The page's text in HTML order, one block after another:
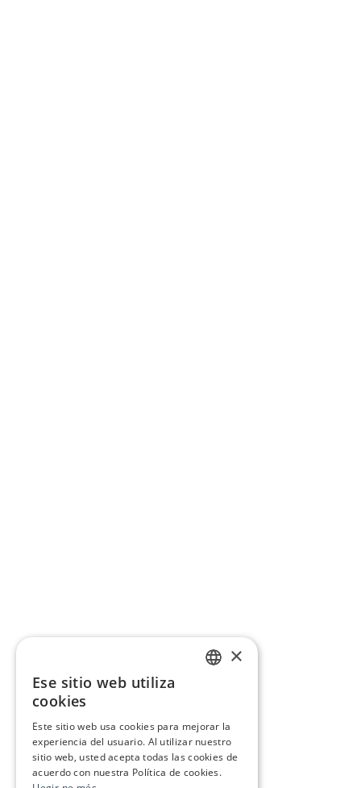
×
Ese sitio web utiliza
cookies
Este sitio web usa cookies para mejorar la
experiencia del usuario. Al utilizar nuestro
sitio web, usted acepta todas las cookies de
acuerdo con nuestra Política de cookies.